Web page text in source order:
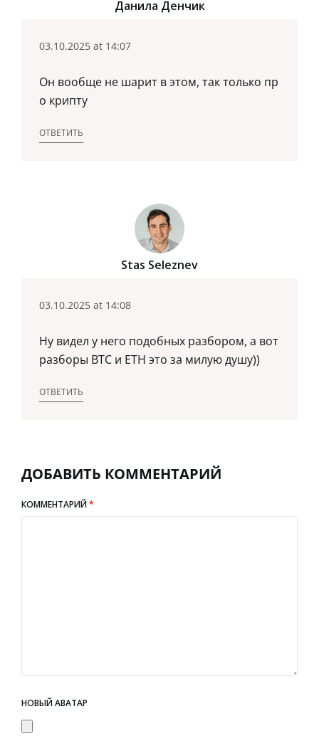
Данила Денчик
03.10.2025 at 14:07
Он вообще не шарит в этом, так только пр
о крипту
ОТВЕТИТЬ
Stas Seleznev
03.10.2025 at 14:08
Ну видел у него подобных разбором, а вот
разборы BTC и ETH это за милую душу))
ОТВЕТИТЬ
ДОБАВИТЬ КОММЕНТАРИЙ
КОММЕНТАРИЙ*
НОВЫЙ АВАТАР